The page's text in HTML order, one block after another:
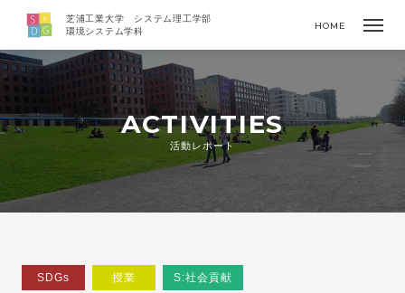
芝浦工業大学 システム理工学部
環境システム学科
HOME
ACTIVITIES
活動レポート
SDGs 授業 S:社会貢献